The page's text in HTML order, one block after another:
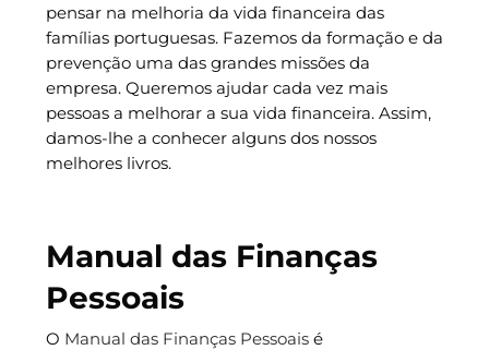
pensar na melhoria da vida financeira das
famílias portuguesas. Fazemos da formação e da
prevenção uma das grandes missões da
empresa. Queremos ajudar cada vez mais
pessoas a melhorar a sua vida financeira. Assim,
damos-lhe a conhecer alguns dos nossos
melhores livros.
Manual das Finanças
Pessoais
O Manual das Finanças Pessoaisé